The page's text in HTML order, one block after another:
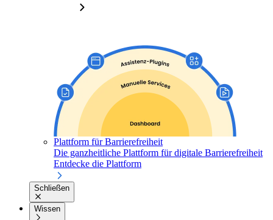
Plattform für Barrierefreiheit
Die ganzheitliche Plattform für digitale Barrierefreiheit
Entdecke die Plattform
Schließen
Wissen